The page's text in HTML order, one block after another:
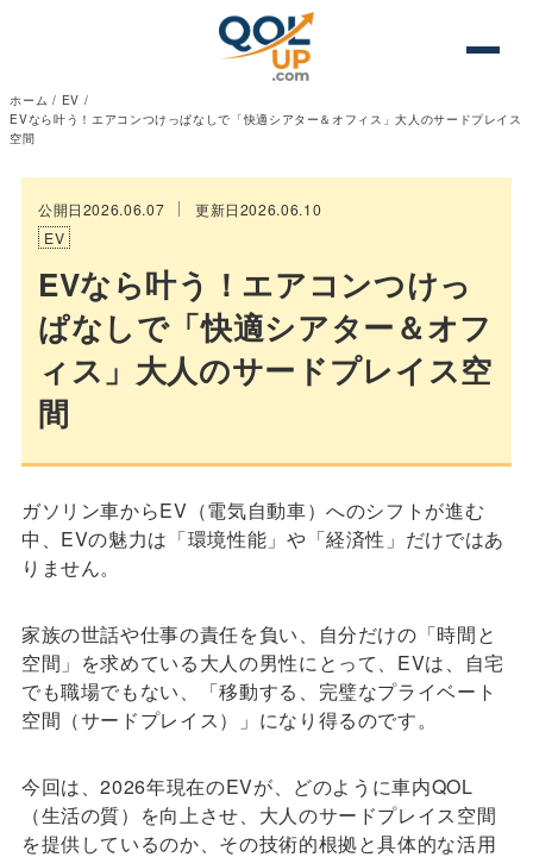
ホーム / EV /
EVなら叶う！エアコンつけっぱなしで「快適シアター＆オフィス」大人のサードプレイス
空間
公開日2026.06.07
更新日2026.06.10
EV
EVなら叶う！エアコンつけっ
ぱなしで「快適シアター＆オフ
ィス」大人のサードプレイス空
間
ガソリン車からEV（電気自動車）へのシフトが進む
中、EVの魅力は「環境性能」や「経済性」だけではあ
りません。
家族の世話や仕事の責任を負い、自分だけの「時間と
空間」を求めている大人の男性にとって、EVは、自宅
でも職場でもない、「移動する、完璧なプライベート
空間（サードプレイス）」になり得るのです。
今回は、2026年現在のEVが、どのように車内QOL
（生活の質）を向上させ、大人のサードプレイス空間
を提供しているのか、その技術的根拠と具体的な活用